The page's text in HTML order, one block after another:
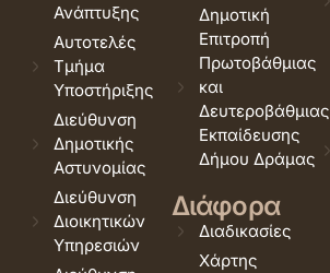
Ανάπτυξης
Αυτοτελές
Τμήμα
Υποστήριξης
Διεύθυνση
Δημοτικής
Αστυνομίας
Διεύθυνση
Διοικητικών
Υπηρεσιών
Δημοτική
Επιτροπή
Πρωτοβάθμιας
και
Δευτεροβάθμιας
Εκπαίδευσης
Δήμου Δράμας
Διάφορα
Διαδικασίες
Χάρτης